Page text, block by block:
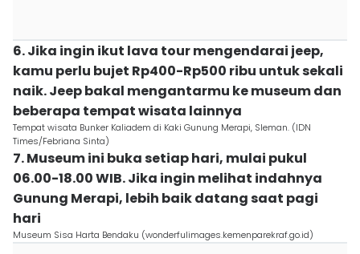
6. Jika ingin ikut lava tour mengendarai jeep,
kamu perlu bujet Rp400-Rp500 ribu untuk sekali
naik. Jeep bakal mengantarmu ke museum dan
beberapa tempat wisata lainnya
Tempat wisata Bunker Kaliadem di Kaki Gunung Merapi, Sleman. (IDN
Times/Febriana Sinta)
7. Museum ini buka setiap hari, mulai pukul
06.00-18.00 WIB. Jika ingin melihat indahnya
Gunung Merapi, lebih baik datang saat pagi
hari
Museum Sisa Harta Bendaku (wonderfulimages.kemenparekraf.go.id)